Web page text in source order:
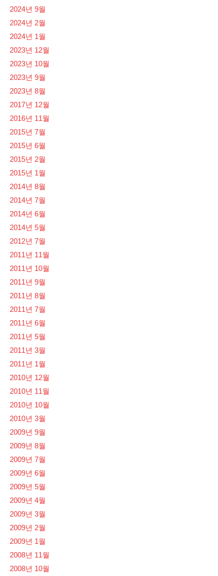
2024년 9월
2024년 2월
2024년 1월
2023년 12월
2023년 10월
2023년 9월
2023년 8월
2017년 12월
2016년 11월
2015년 7월
2015년 6월
2015년 2월
2015년 1월
2014년 8월
2014년 7월
2014년 6월
2014년 5월
2012년 7월
2011년 11월
2011년 10월
2011년 9월
2011년 8월
2011년 7월
2011년 6월
2011년 5월
2011년 3월
2011년 1월
2010년 12월
2010년 11월
2010년 10월
2010년 3월
2009년 9월
2009년 8월
2009년 7월
2009년 6월
2009년 5월
2009년 4월
2009년 3월
2009년 2월
2009년 1월
2008년 11월
2008년 10월